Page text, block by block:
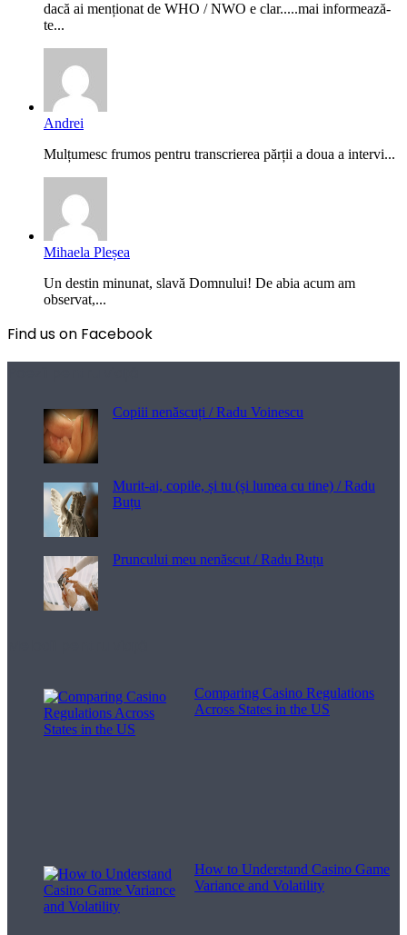
dacă ai menționat de WHO / NWO e clar.....mai informează-
te...
Andrei
Mulțumesc frumos pentru transcrierea părții a doua a intervi...
Mihaela Pleșea
Un destin minunat, slavă Domnului! De abia acum am
observat,...
Find us on Facebook
Copiii nenăscuți / Radu Voinescu
Murit-ai, copile, și tu (și lumea cu tine) / Radu
Buțu
Pruncului meu nenăscut / Radu Buțu
Comparing Casino Regulations
Across States in the US
How to Understand Casino Game
Variance and Volatility